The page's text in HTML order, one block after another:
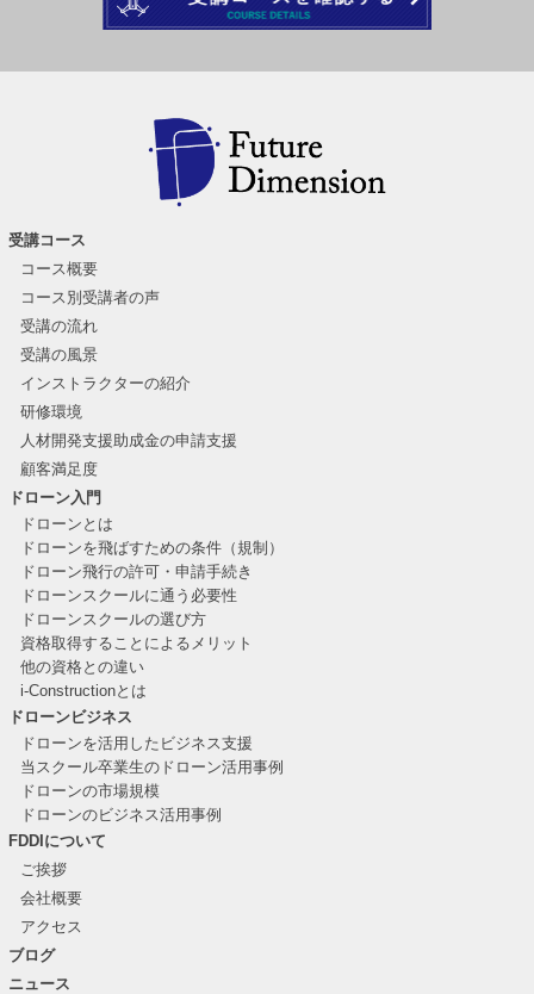
受講コース
コース概要
コース別受講者の声
受講の流れ
受講の風景
インストラクターの紹介
研修環境
人材開発支援助成金の申請支援
顧客満足度
ドローン入門
ドローンとは
ドローンを飛ばすための条件（規制）
ドローン飛行の許可・申請手続き
ドローンスクールに通う必要性
ドローンスクールの選び方
資格取得することによるメリット
他の資格との違い
i-Constructionとは
ドローンビジネス
ドローンを活用したビジネス支援
当スクール卒業生のドローン活用事例
ドローンの市場規模
ドローンのビジネス活用事例
FDDIについて
ご挨拶
会社概要
アクセス
ブログ
ニュース